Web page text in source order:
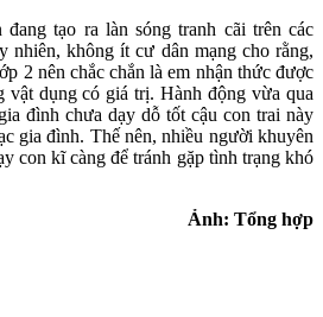
tạo ra làn sóng tranh cãi trên các
nhiên, không ít cư dân mạng cho rằng,
2 nên chắc chắn là em nhận thức được
vật dụng có giá trị. Hành động vừa qua
đình chưa dạy dỗ tốt cậu con trai này
gia đình. Thế nên, nhiều người khuyên
con kĩ càng để tránh gặp tình trạng khó
Ảnh: Tổng hợp